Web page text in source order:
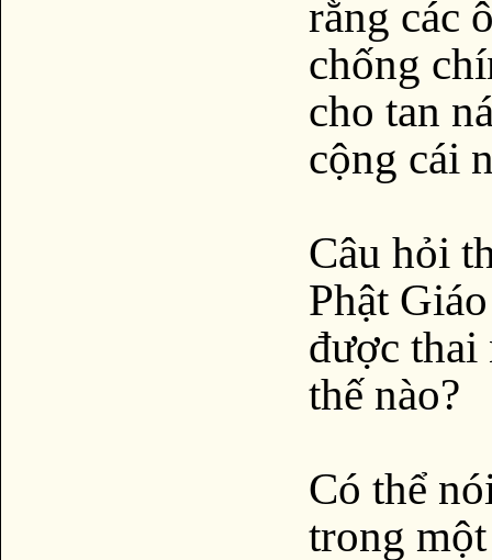
rằng các
chống
cho tan
cộng cái
Câu hỏi
Phật
được thai
thế nào?
Có thể
trong